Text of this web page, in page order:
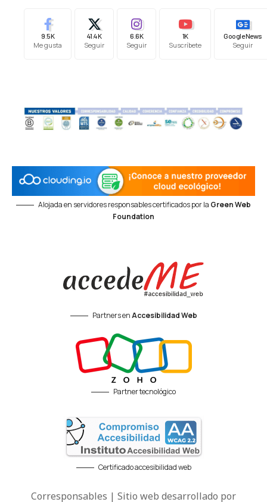
9.5K
Me gusta
41.4K
Seguir
6.6K
Seguir
1K
Suscríbete
Google News
Seguir
Alojada en servidores responsables certificados por la Green Web
Foundation
Partners enAccesibilidad Web
Partner tecnológico
Certificado accesibilidad web
Corresponsables | Sitio web desarrollado por